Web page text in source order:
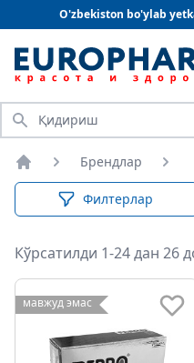
O'zbekiston bo'ylab
Қидириш
Бош саҳифа
Брендлар
Филтерлар
Кўрсатилди 1-24 дан 26
мавжуд эмас